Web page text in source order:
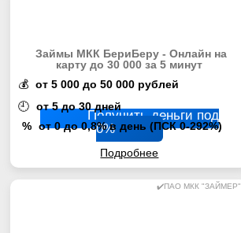
Займы МКК БериБеру - Онлайн на
карту до 30 000 за 5 минут
💰 от 5 000 до 50 000 рублей
🕘 от 5 до 30 дней
% от 0 до 0,8% в день (ПСК 0-292%)
Получить деньги под
0%
Подробнее
✔️ПАО МКК "ЗАЙМЕР"